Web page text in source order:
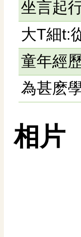
坐言起
大T細t:
童年經
為甚麽
相片